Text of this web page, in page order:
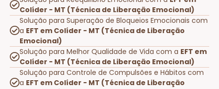
Colíder - MT (Técnica de Liberação Emocional)
Solução para Superação de Bloqueios Emocionais com
a EFT em Colíder - MT (Técnica de Liberação
Emocional)
Solução para Melhor Qualidade de Vida com a EFT em
Colíder - MT (Técnica de Liberação Emocional)
Solução para Controle de Compulsões e Hábitos com
a EFT em Colíder - MT (Técnica de Liberação